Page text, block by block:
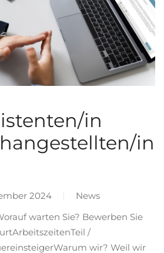
in
in
2024
News
warten Sie? Bewerben Sie
/
wir? Weil wir